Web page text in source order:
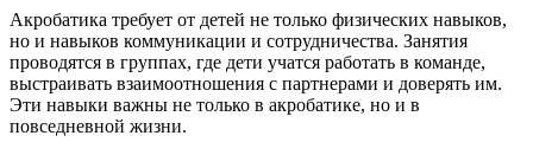
Акробатика требует от детей не только физических навыков,
но и навыков коммуникации и сотрудничества. Занятия
проводятся в группах, где дети учатся работать в команде,
выстраивать взаимоотношения с партнерами и доверять им.
Эти навыки важны не только в акробатике, но и в
повседневной жизни.